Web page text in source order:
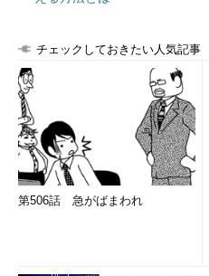
チェックしておきたい人気記事
第506話 急がばまわれ